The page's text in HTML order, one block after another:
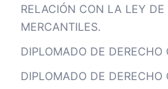
RELACIÓN CON LA LEY DE
MERCANTILES.
DIPLOMADO DE
DIPLOMADO DE